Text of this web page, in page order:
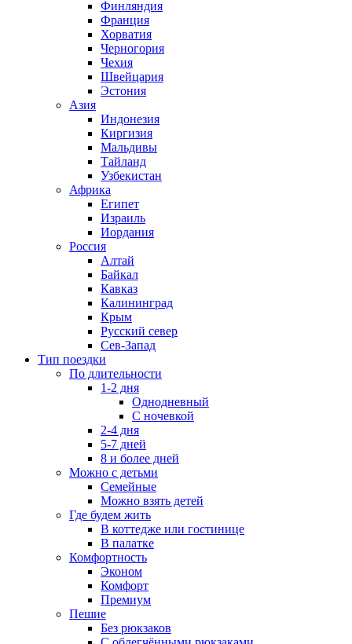
Финляндия
Франция
Хорватия
Черногория
Чехия
Швейцария
Эстония
Азия
Индонезия
Киргизия
Мальдивы
Тайланд
Узбекистан
Африка
Египет
Израиль
Иордания
Россия
Алтай
Байкал
Кавказ
Калининград
Крым
Русский север
Сев-Запад
Тип поездки
По длительности
1-2 дня
Однодневный
С ночевкой
2-4 дня
5-7 дней
8 и более дней
Можно с детьми
Семейные
Можно взять детей
Где будем жить
В коттедже или гостинице
В палатке
Комфортность
Эконом
Комфорт
Премиум
Пешие
Без рюкзаков